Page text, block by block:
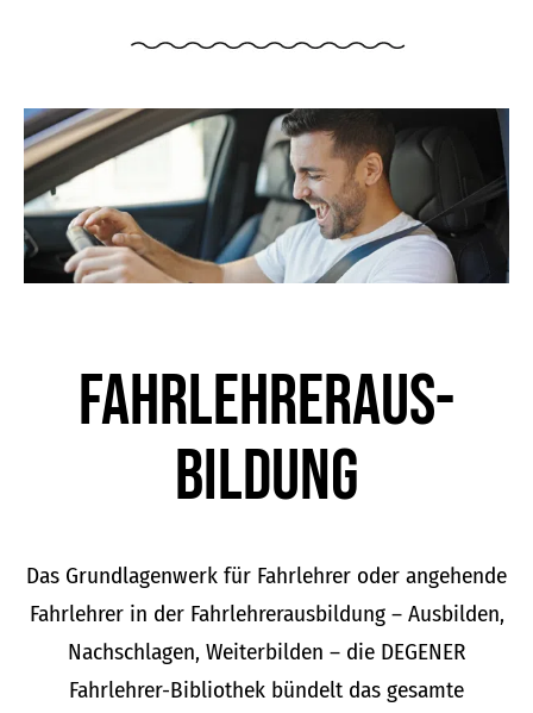
können
der
Produktseite
gewählt
werden
Fahrlehrer­aus­
bildung
Das Grundlagenwerk für Fahrlehrer oder angehende
Fahrlehrer in der Fahrlehrerausbildung – Ausbilden,
Nachschlagen, Weiterbilden – die DEGENER
Fahrlehrer-Bibliothek bündelt das gesamte